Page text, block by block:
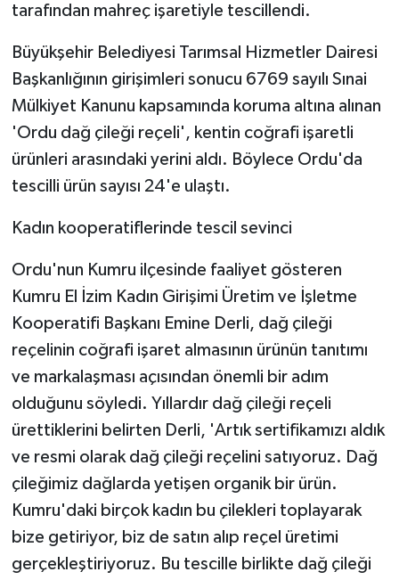
tarafından mahreç işaretiyle tescillendi.
Büyükşehir Belediyesi Tarımsal Hizmetler Dairesi
Başkanlığının girişimleri sonucu 6769 sayılı Sınai
Mülkiyet Kanunu kapsamında koruma altına alınan
'Ordu dağ çileği reçeli', kentin coğrafi işaretli
ürünleri arasındaki yerini aldı. Böylece Ordu'da
tescilli ürün sayısı 24'e ulaştı.
Kadın kooperatiflerinde tescil sevinci
Ordu'nun Kumru ilçesinde faaliyet gösteren
Kumru El İzim Kadın Girişimi Üretim ve İşletme
Kooperatifi Başkanı Emine Derli, dağ çileği
reçelinin coğrafi işaret almasının ürünün tanıtımı
ve markalaşması açısından önemli bir adım
olduğunu söyledi. Yıllardır dağ çileği reçeli
ürettiklerini belirten Derli, 'Artık sertifikamızı aldık
ve resmi olarak dağ çileği reçelini satıyoruz. Dağ
çileğimiz dağlarda yetişen organik bir ürün.
Kumru'daki birçok kadın bu çilekleri toplayarak
bize getiriyor, biz de satın alıp reçel üretimi
gerçekleştiriyoruz. Bu tescille birlikte dağ çileği